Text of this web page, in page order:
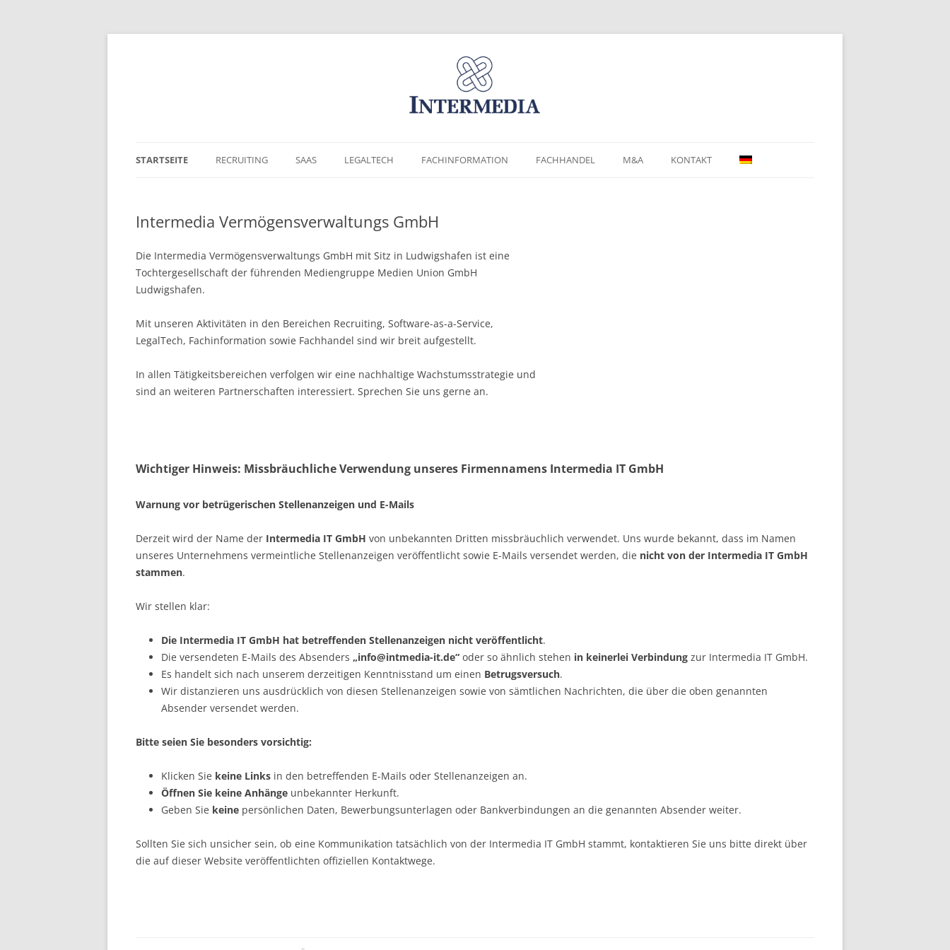
Inhalt
springen
STARTSEITE RECRUITING SAAS LEGALTECH FACHINFORMATION FACHHANDEL M&A KONTAKT
Intermedia Vermögensverwaltungs GmbH
Die Intermedia Vermögensverwaltungs GmbH mit Sitz in Ludwigshafen ist eine
Tochtergesellschaft der führenden Mediengruppe Medien Union GmbH
Ludwigshafen.
Mit unseren Aktivitäten in den Bereichen Recruiting, Software-as-a-Service,
LegalTech, Fachinformation sowie Fachhandel sind wir breit aufgestellt.
In allen Tätigkeitsbereichen verfolgen wir eine nachhaltige Wachstumsstrategie und
sind an weiteren Partnerschaften interessiert. Sprechen Sie uns gerne an.
Wichtiger Hinweis: Missbräuchliche Verwendung unseres Firmennamens Intermedia IT GmbH
Warnung vor betrügerischen Stellenanzeigen und E-Mails
Derzeit wird der Name der Intermedia IT GmbH von unbekannten Dritten missbräuchlich verwendet. Uns wurde bekannt, dass im Namen
unseres Unternehmens vermeintliche Stellenanzeigen veröffentlicht sowie E-Mails versendet werden, die nicht von der Intermedia IT GmbH
stammen.
Wir stellen klar:
Die Intermedia IT GmbH hat betreffenden Stellenanzeigen nicht veröffentlicht.
Die versendeten E-Mails des Absenders „info@intmedia-it.de“ oder so ähnlich stehen in keinerlei Verbindung zur Intermedia IT GmbH.
Es handelt sich nach unserem derzeitigen Kenntnisstand um einen Betrugsversuch.
Wir distanzieren uns ausdrücklich von diesen Stellenanzeigen sowie von sämtlichen Nachrichten, die über die oben genannten
Absender versendet werden.
Bitte seien Sie besonders vorsichtig:
Klicken Sie keine Links in den betreffenden E-Mails oder Stellenanzeigen an.
Öffnen Sie keine Anhänge unbekannter Herkunft.
Geben Sie keine persönlichen Daten, Bewerbungsunterlagen oder Bankverbindungen an die genannten Absender weiter.
Sollten Sie sich unsicher sein, ob eine Kommunikation tatsächlich von der Intermedia IT GmbH stammt, kontaktieren Sie uns bitte direkt über
die auf dieser Website veröffentlichten offiziellen Kontaktwege.